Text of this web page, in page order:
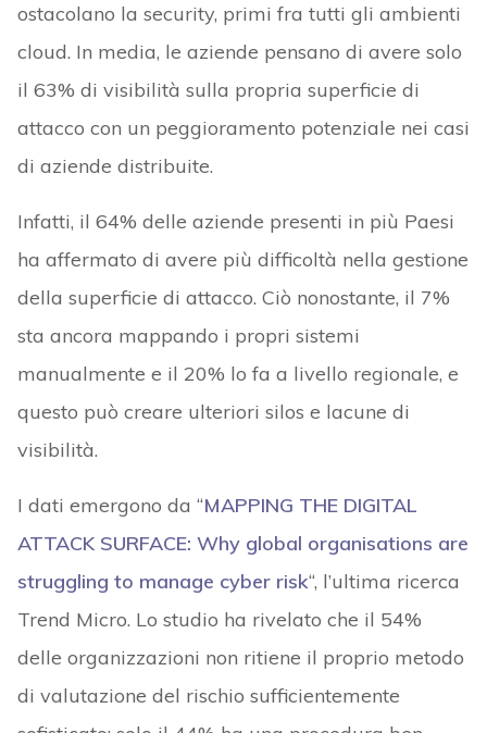
ostacolano la security, primi fra tutti gli ambienti
cloud. In media, le aziende pensano di avere solo
il 63% di visibilità sulla propria superficie di
attacco con un peggioramento potenziale nei casi
di aziende distribuite.
Infatti, il 64% delle aziende presenti in più Paesi
ha affermato di avere più difficoltà nella gestione
della superficie di attacco. Ciò nonostante, il 7%
sta ancora mappando i propri sistemi
manualmente e il 20% lo fa a livello regionale, e
questo può creare ulteriori silos e lacune di
visibilità.
I dati emergono da “MAPPING THE DIGITAL
ATTACK SURFACE: Why global organisations are
struggling to manage cyber risk“, l’ultima ricerca
Trend Micro. Lo studio ha rivelato che il 54%
delle organizzazioni non ritiene il proprio metodo
di valutazione del rischio sufficientemente